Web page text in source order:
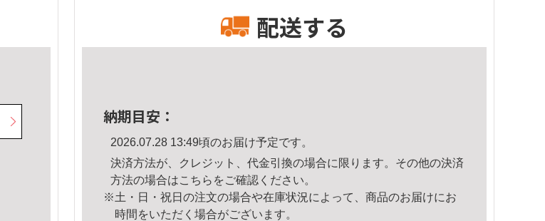
配送する
納期目安：
2026.07.28 13:49頃のお届け予定です。
決済方法が、クレジット、代金引換の場合に限ります。その他の決済
方法の場合はこちら をご確認ください。
※土・日・祝日の注文の場合や在庫状況によって、商品のお届けにお
時間をいただく場合がございます。